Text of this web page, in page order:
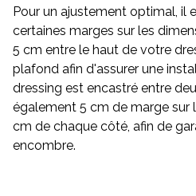
Pour un ajustement optimal, il
certaines marges sur les
5 cm entre le haut de votre
plafond afin d'assurer une
dressing est encastré entre
également 5 cm de marge sur
cm de chaque côté, afin de
encombre.